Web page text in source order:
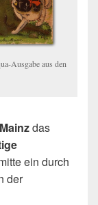
Ausgabe aus den
das
ein durch
der